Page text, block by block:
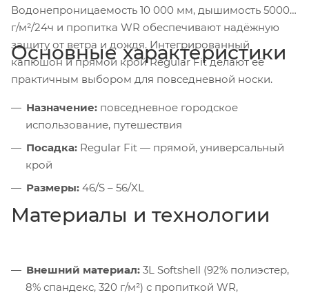
Водонепроницаемость 10 000 мм, дышимость 5000
г/м²/24ч и пропитка WR обеспечивают надёжную
защиту от ветра и дождя. Интегрированный
капюшон и прямой крой Regular Fit делают её
практичным выбором для повседневной носки.
Основные характеристики
Назначение: повседневное городское
использование, путешествия
Посадка: Regular Fit — прямой, универсальный
крой
Размеры: 46/S – 56/XL
Материалы и технологии
Внешний материал: 3L Softshell (92% полиэстер,
8% спандекс, 320 г/м²) с пропиткой WR,